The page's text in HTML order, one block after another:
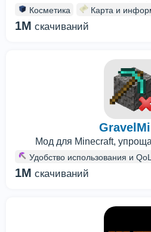
Косметика Карта и
1M скачиваний
Мод для Minecraft,
Удобство использования и QoL
1M скачиваний